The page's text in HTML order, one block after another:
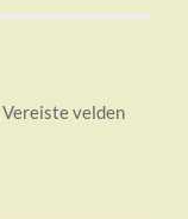
Vereiste velden